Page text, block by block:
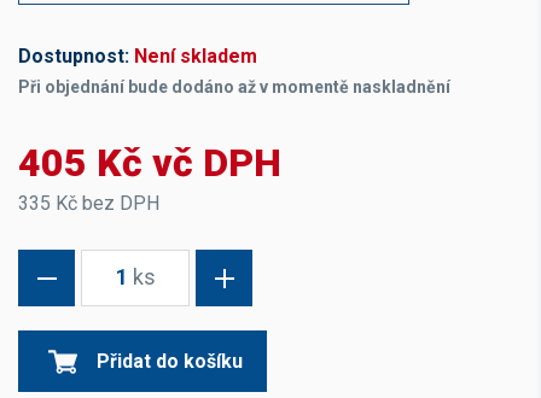
Dostupnost: Není skladem
Při objednání bude dodáno až v momentě naskladnění
405 Kč vč DPH
335 Kč bez DPH
1 ks
Přidat do košíku